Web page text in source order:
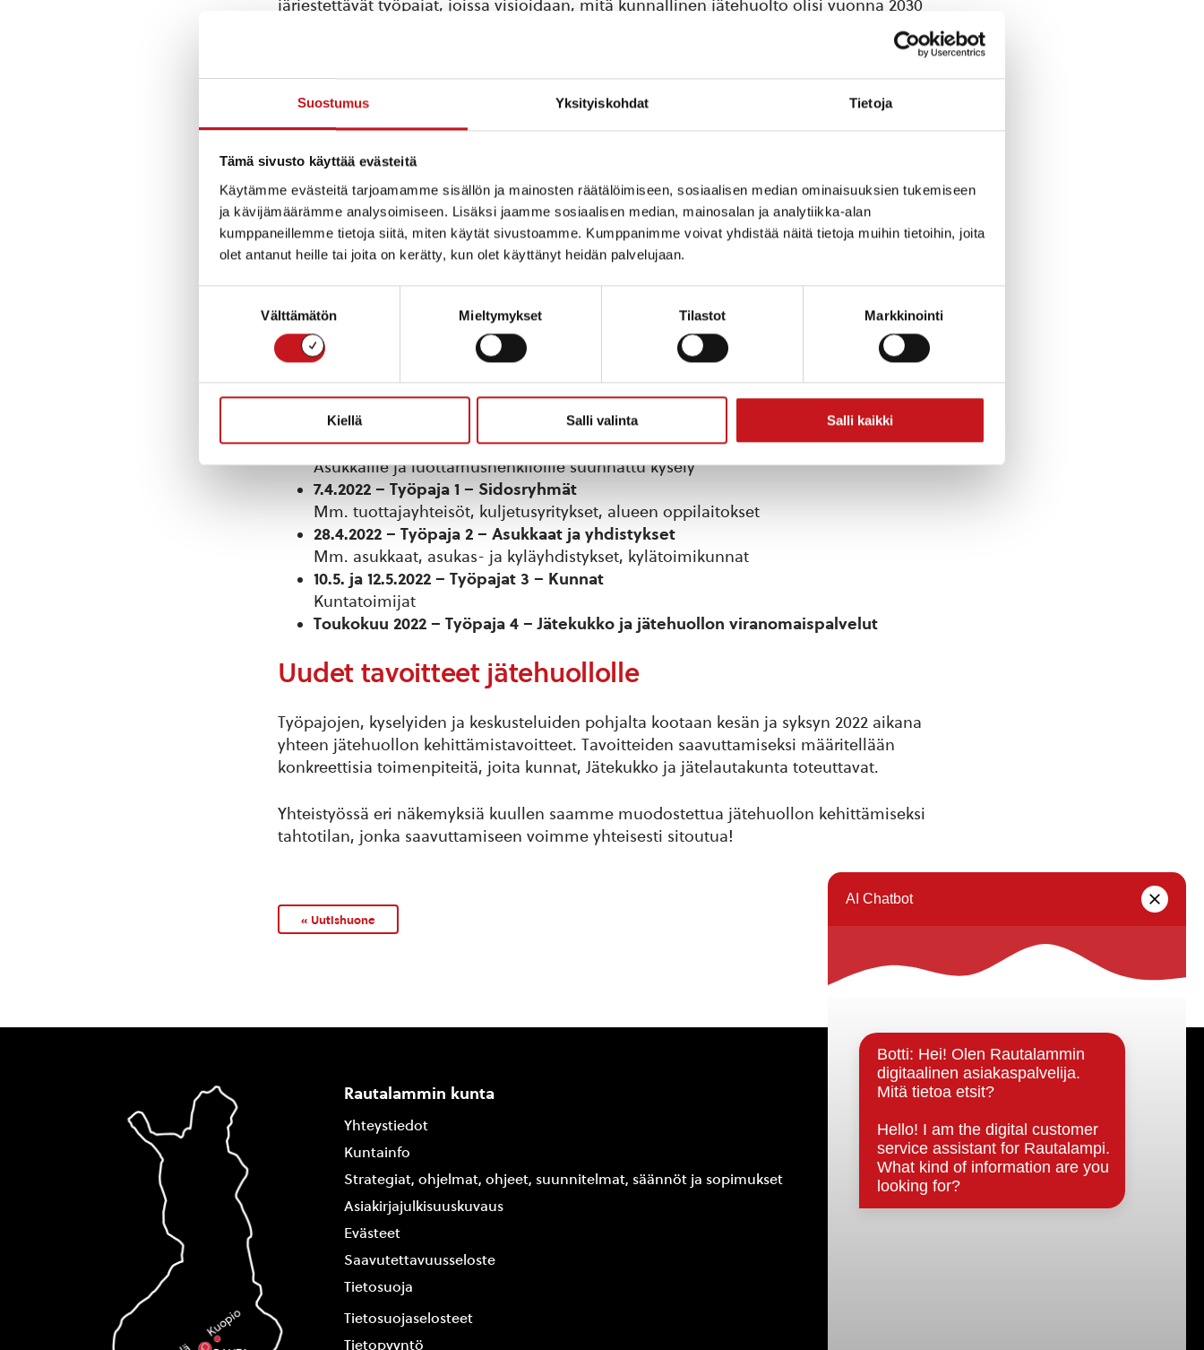
Suostumus Yksityiskohdat Tietoja
Tämä sivusto käyttää evästeitä
Käytämme evästeitä tarjoamamme sisällön ja mainosten räätälöimiseen, sosiaalisen median ominaisuuksien tukemiseen
ja kävijämäärämme analysoimiseen. Lisäksi jaamme sosiaalisen median, mainosalan ja analytiikka-alan
kumppaneillemme tietoja siitä, miten käytät sivustoamme. Kumppanimme voivat yhdistää näitä tietoja muihin tietoihin, joita
olet antanut heille tai joita on kerätty, kun olet käyttänyt heidän palvelujaan.
Välttämätön Mieltymykset Tilastot Markkinointi
Kiellä Salli valinta Salli kaikki
järjestettävät työpajat, joissa visioidaan, mitä kunnallinen jätehuolto olisi vuonna 2030
Asukkaille suunnattu työpaja on avoin kaikille jätehuollon kehittämisestä
kiinnostuneille. Lisäksi kuntien edustajille, eri sidosryhmille ja muille keskeisille
Kevään aikana toteutetaan asukkaille ja luottamushenkilöille suunnattu sähköinen
kysely, johon vastaamalla on myös mahdollisuus vaikuttaa kehitystyöhön. Lisäksi
Otakantaa.fi palveluun tulee alkuvuoden 2022 aikana asukkaille mahdollisuus esittää
mielipiteitä ja näkemyksiä aiheesta.
osallistumismahdollisuuksista etukäteen Jätekukon ja kuntien verkkosivuilla sekä
sosiaalisen median kanavissa. Pysy kuulolla!
Aikataulu
Maalis-huhtikuu 2022 – Sähköinen kysely
Asukkaille ja luottamushenkilöille suunnattu kysely
7.4.2022 – Työpaja 1 – Sidosryhmät
Mm. tuottajayhteisöt, kuljetusyritykset, alueen oppilaitokset
28.4.2022 – Työpaja 2 – Asukkaat ja yhdistykset
Mm. asukkaat, asukas- ja kyläyhdistykset, kylätoimikunnat
10.5. ja 12.5.2022 – Työpajat 3 – Kunnat
Kuntatoimijat
Toukokuu 2022 – Työpaja 4 – Jätekukko ja jätehuollon viranomaispalvelut
Uudet tavoitteet jätehuollolle
Työpajojen, kyselyiden ja keskusteluiden pohjalta kootaan kesän ja syksyn 2022 aikana
yhteen jätehuollon kehittämistavoitteet. Tavoitteiden saavuttamiseksi määritellään
konkreettisia toimenpiteitä, joita kunnat, Jätekukko ja jätelautakunta toteuttavat.
Yhteistyössä eri näkemyksiä kuullen saamme muodostettua jätehuollon kehittämiseksi
tahtotilan, jonka saavuttamiseen voimme yhteisesti sitoutua!
« Uutishuone
Rautalammin kunta
Yhteystiedot
Kuntainfo
Strategiat, ohjelmat, ohjeet, suunnitelmat, säännöt ja sopimukset
Asiakirjajulkisuuskuvaus
Evästeet
Saavutettavuusseloste
Tietosuoja
Tietosuojaselosteet
Tietopyyntö
Päätöksenteko ja lähidemokratia
Päätökset, esityslistat & pöytäkirjat
Hallinto
Kunnanhallitus
Kunnanvaltuusto